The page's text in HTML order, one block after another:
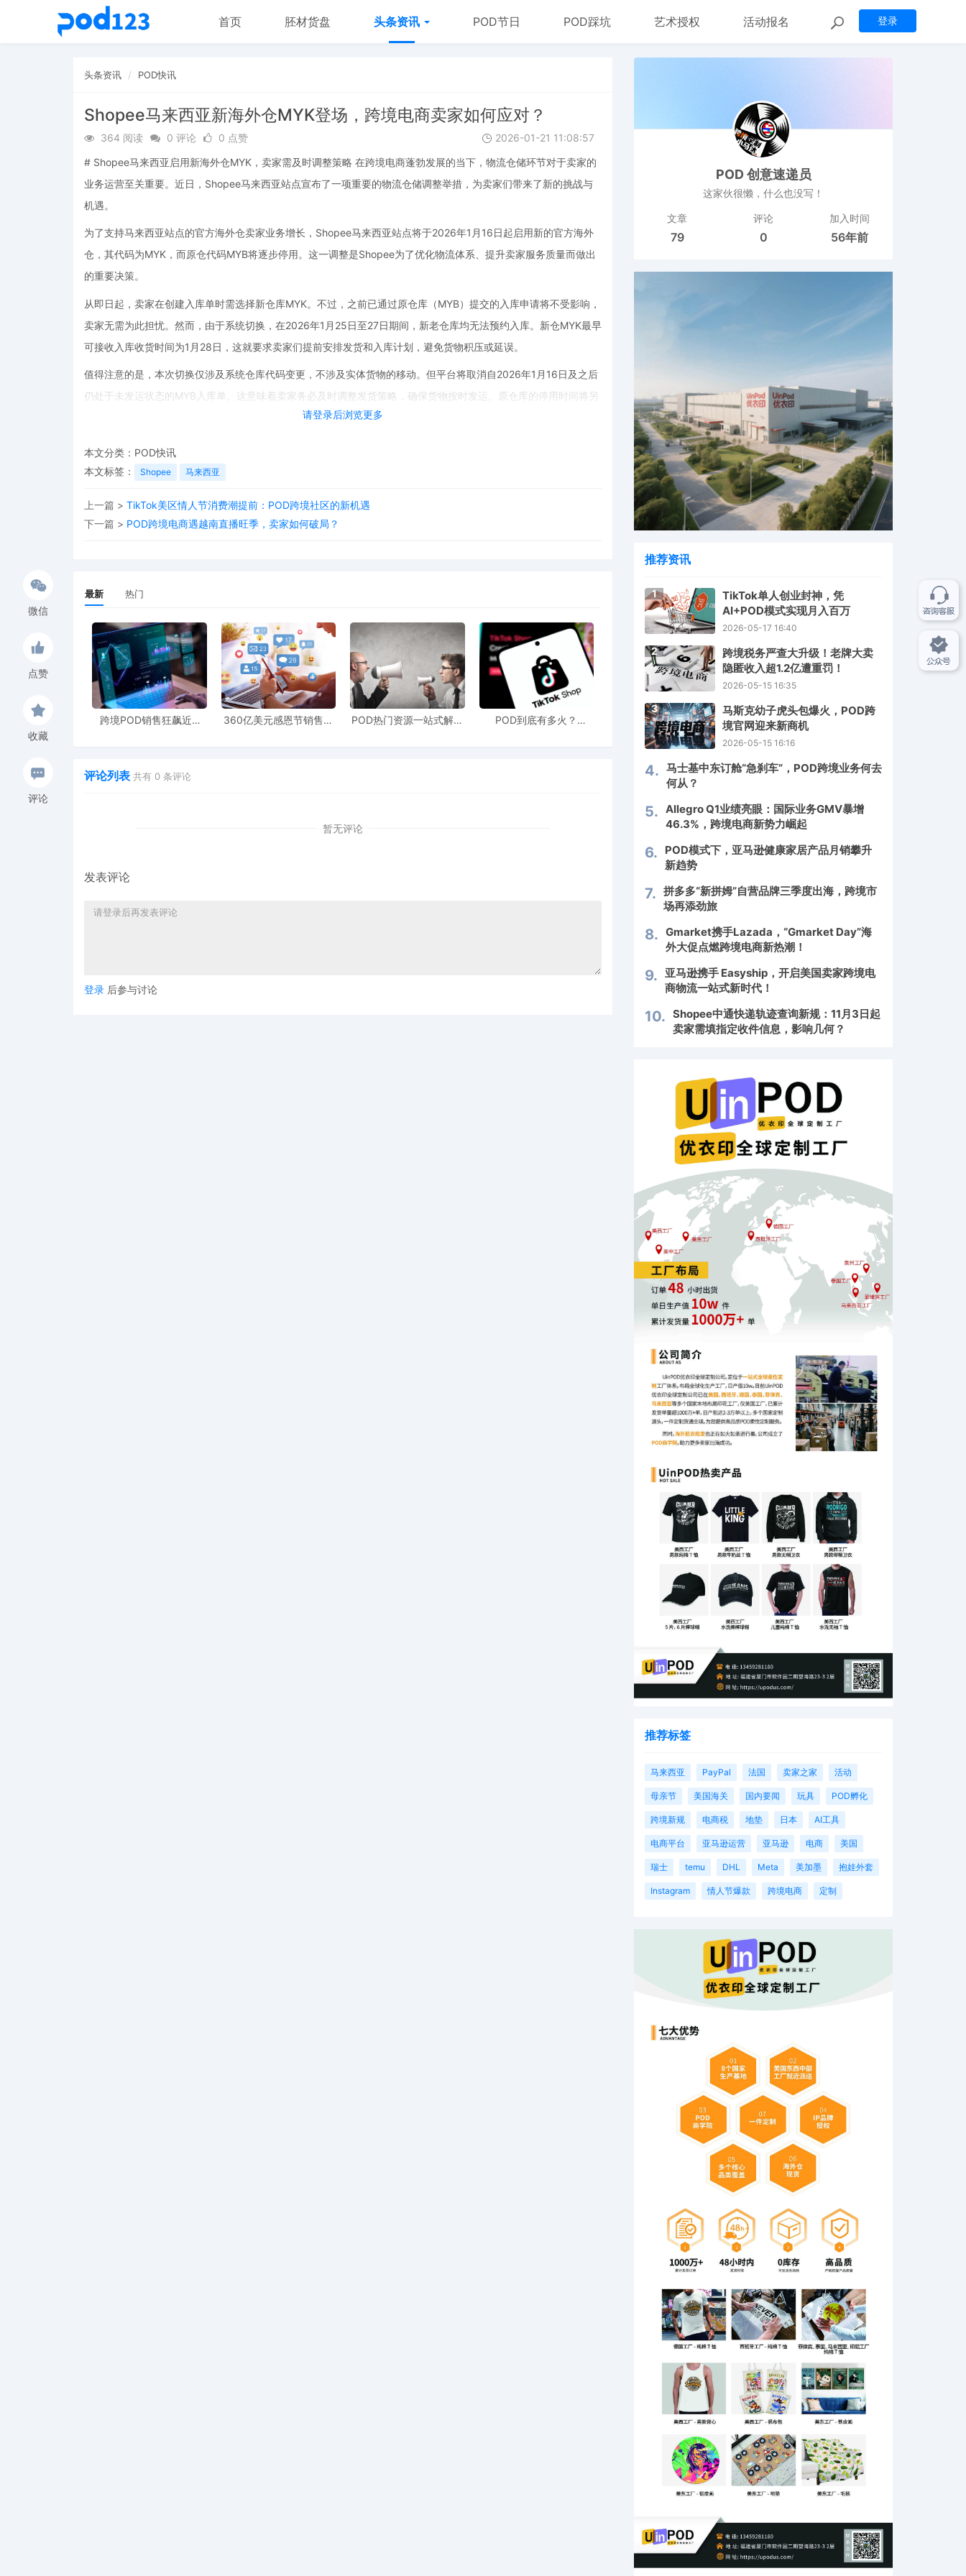
登录
首页 胚材货盘 头条资讯 POD节日 POD踩坑 艺术授权 活动报名
头条资讯 POD快讯
Shopee马来西亚新海外仓MYK登场，跨境电商卖家如何应对？
364 阅读 0 评论 0 点赞 2026-01-21 11:08:57
请登录后浏览更多
# Shopee马来西亚启用新海外仓MYK，卖家需及时调整策略 在跨境电商蓬勃发展的当下，物流仓储环节对于卖家的
业务运营至关重要。近日，Shopee马来西亚站点宣布了一项重要的物流仓储调整举措，为卖家们带来了新的挑战与
机遇。
为了支持马来西亚站点的官方海外仓卖家业务增长，Shopee马来西亚站点将于2026年1月16日起启用新的官方海外
仓，其代码为MYK，而原仓代码MYB将逐步停用。这一调整是Shopee为了优化物流体系、提升卖家服务质量而做出
的重要决策。
从即日起，卖家在创建入库单时需选择新仓库MYK。不过，之前已通过原仓库（MYB）提交的入库申请将不受影响，
卖家无需为此担忧。然而，由于系统切换，在2026年1月25日至27日期间，新老仓库均无法预约入库。新仓MYK最早
可接收入库收货时间为1月28日，这就要求卖家们提前安排发货和入库计划，避免货物积压或延误。
值得注意的是，本次切换仅涉及系统仓库代码变更，不涉及实体货物的移动。但平台将取消自2026年1月16日及之后
仍处于未发运状态的MYB入库单。这意味着卖家务必及时调整发货策略，确保货物按时发运。原仓库的停用时间将另
行通知，卖家应密切关注平台后续公告，以便及时做出相应调整。
对于从事跨境电商POD（Print-on-Demand，按需印刷）业务的卖家来说，此次海外仓调整也有着重要影响。POD业
务通常需要快速响应市场需求，及时发货。新海外仓的启用可能会带来物流效率的提升，为POD卖家提供更优质的服
者。
微信
点赞
收藏
评论
本文分类： POD快讯
本文标签：
Shopee 马来西亚
上一篇 > TikTok美区情人节消费潮提前：POD跨境社区的新机遇
下一篇 > POD跨境电商遇越南直播旺季，卖家如何破局？
最新 热门
跨境POD销售狂飙近5
360亿美元感恩节销售额
POD热门资源一站式解决
POD到底有多火？
评论列表 共有 0 条评论
暂无评论
发表评论
登录 后参与讨论
POD 创意速递员
这家伙很懒，什么也没写！
文章
79
评论
0
加入时间
56年前
推荐资讯
1
TikTok单人创业封神，凭
AI+POD模式实现月入百万
2026-05-17 16:40
2
跨境税务严查大升级！老牌大卖
隐匿收入超1.2亿遭重罚！
2026-05-15 16:35
3
马斯克幼子虎头包爆火，POD跨
境官网迎来新商机
2026-05-15 16:16
4. 马士基中东订舱“急刹车”，POD跨境业务何去
何从？
5. Allegro Q1业绩亮眼：国际业务GMV暴增
46.3%，跨境电商新势力崛起
6.
POD模式下，亚马逊健康家居产品月销攀升
新趋势
7. 拼多多“新拼姆”自营品牌三季度出海，跨境市
场再添劲旅
8. Gmarket携手Lazada，“Gmarket Day”海
外大促点燃跨境电商新热潮！
9. 亚马逊携手 Easyship，开启美国卖家跨境电
商物流一站式新时代！
10. Shopee中通快递轨迹查询新规：11月3日起
卖家需填指定收件信息，影响几何？
推荐标签
马来西亚 PayPal 法国 卖家之家 活动
母亲节 美国海关 国内要闻 玩具 POD孵化
跨境新规 电商税 地垫 日本 AI工具
电商平台 亚马逊运营 亚马逊 电商 美国
瑞士 temu DHL Meta 美加墨 抱娃外套
Instagram 情人节爆款 跨境电商 定制